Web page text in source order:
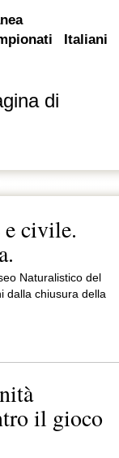
Italiani
di
e civile.
Naturalistico del
dalla chiusura della
il gioco